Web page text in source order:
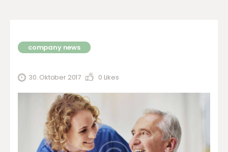
company news
30. Oktober 2017 0 Likes